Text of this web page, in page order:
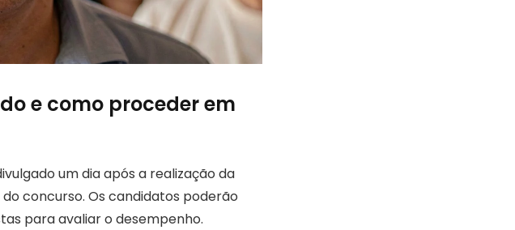
e como proceder em
um dia após a realização da
concurso. Os candidatos poderão
para avaliar o desempenho.